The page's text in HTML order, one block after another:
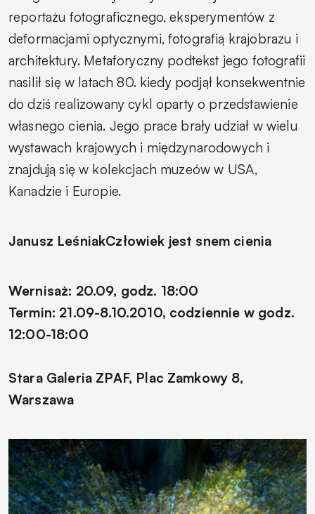
reportażu fotograficznego, eksperymentów z
deformacjami optycznymi, fotografią krajobrazu i
architektury. Metaforyczny podtekst jego fotografii
nasilił się w latach 80. kiedy podjął konsekwentnie
do dziś realizowany cykl oparty o przedstawienie
własnego cienia. Jego prace brały udział w wielu
wystawach krajowych i międzynarodowych i
znajdują się w kolekcjach muzeów w USA,
Kanadzie i Europie.
Janusz LeśniakCzłowiek jest snem cienia
Wernisaż: 20.09, godz. 18:00
Termin: 21.09-8.10.2010, codziennie w godz.
12:00-18:00
Stara Galeria ZPAF, Plac Zamkowy 8,
Warszawa